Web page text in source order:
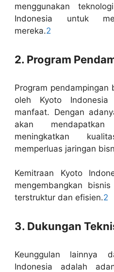
menggunakan
Indonesia untuk
mereka.2
2. Program
Program pendampingan
oleh Kyoto Indonesia
manfaat. Dengan
akan
meningkatkan
memperluas jaringan
Kemitraan Kyoto
mengembangkan
terstruktur dan efisien.2
3. Dukungan
Keunggulan lainnya
Indonesia adalah